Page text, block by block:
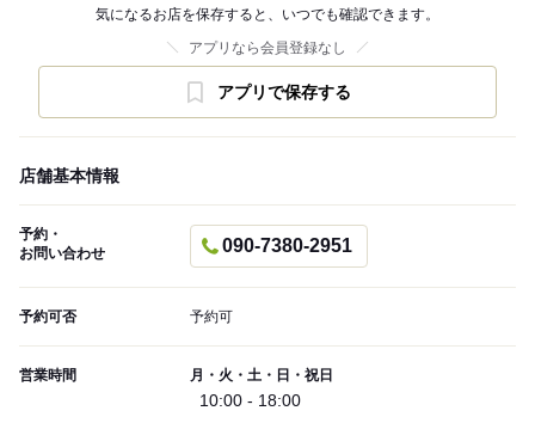
気になるお店を保存すると、いつでも確認できます。
アプリなら会員登録なし
アプリで保存する
店舗基本情報
予約・
お問い合わせ
090-7380-2951
予約可否 予約可
営業時間 月・火・土・日・祝日
10:00 - 18:00